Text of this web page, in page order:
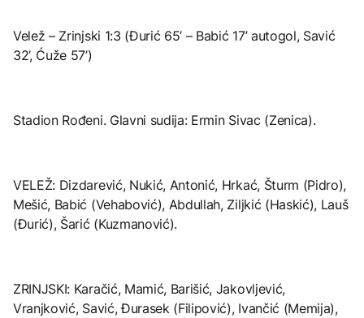
Velež – Zrinjski 1:3 (Đurić 65’ – Babić 17’ autogol, Savić
32’, Ćuže 57’)
Stadion Rođeni. Glavni sudija: Ermin Sivac (Zenica).
VELEŽ: Dizdarević, Nukić, Antonić, Hrkać, Šturm (Pidro),
Mešić, Babić (Vehabović), Abdullah, Ziljkić (Haskić), Lauš
(Đurić), Šarić (Kuzmanović).
ZRINJSKI: Karačić, Mamić, Barišić, Jakovljević,
Vranjković, Savić, Đurasek (Filipović), Ivančić (Memija),